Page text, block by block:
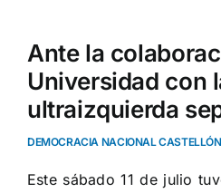
Ante la
Universidad con
ultraizquierda
DEMOCRACIA NACIONAL CASTELLÓN
Este sábado 11 de julio